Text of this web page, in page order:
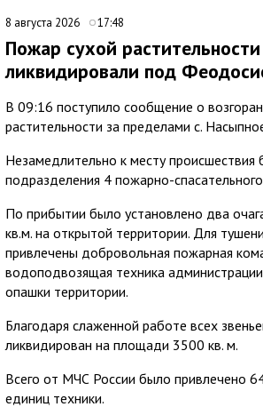
8 августа 2026 17:48
Пожар сухой растительности
ликвидировали под
В 09:16 поступило сообщение о
растительности за пределами с.
Незамедлительно к месту происшествия
подразделения 4 пожарно-
По прибытии было установлено два
кв.м. на открытой территории. Для
привлечены добровольная пожарная
водоподвозящая техника
опашки территории.
Благодаря слаженной работе всех
ликвидирован на площади 3500 кв. м.
Всего от МЧС России было привлечено
единиц техники.